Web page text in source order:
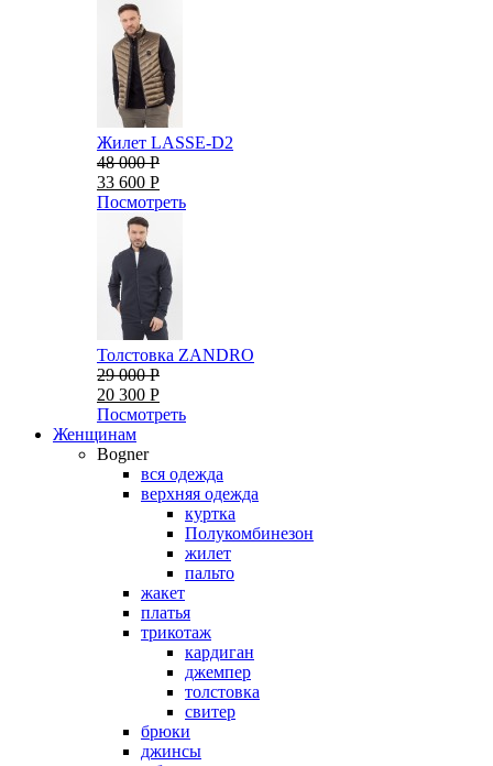
Жилет LASSE-D2
48 000 Р
33 600 Р
Посмотреть
Толстовка ZANDRO
29 000 Р
20 300 Р
Посмотреть
Женщинам
Bogner
вся одежда
верхняя одежда
куртка
Полукомбинезон
жилет
пальто
жакет
платья
трикотаж
кардиган
джемпер
толстовка
свитер
брюки
джинсы